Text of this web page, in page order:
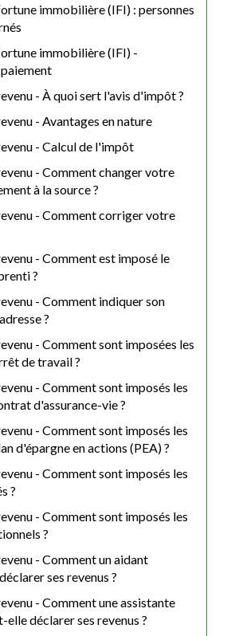
immobilière (IFI) : personnes
immobilière (IFI) -
- À quoi sert l'avis d'impôt ?
- Avantages en nature
- Calcul de l'impôt
- Comment changer votre
à la source ?
- Comment corriger votre
- Comment est imposé le
?
- Comment indiquer son
?
- Comment sont imposées les
de travail ?
- Comment sont imposés les
d'assurance-vie ?
- Comment sont imposés les
d'épargne en actions (PEA) ?
- Comment sont imposés les
?
- Comment sont imposés les
?
- Comment un aidant
ses revenus ?
- Comment une assistante
déclarer ses revenus ?